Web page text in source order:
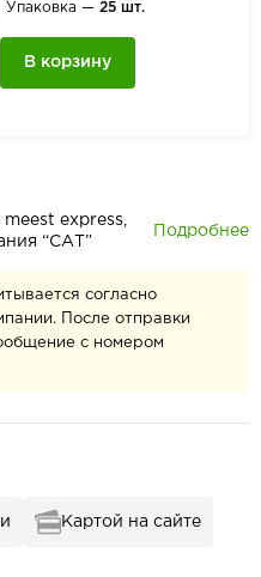
Упаковка — 25 шт.
В корзину
express,
“САТ”
Подробнее
согласно
После отправки
с номером
Картой на сайте